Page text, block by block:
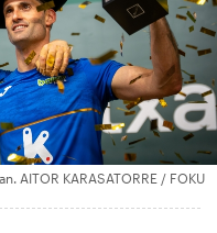
AITOR KARASATORRE / FOKU